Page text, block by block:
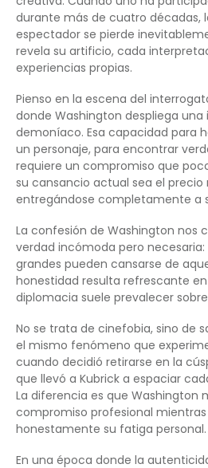
durante más de cuatro décadas,
espectador se pierde
revela su artificio, cada
experiencias propias.
Pienso en la escena del
donde Washington despliega una
demoníaco. Esa capacidad para
un personaje, para encontrar
requiere un compromiso que
su cansancio actual sea el
entregándose completamente a
La confesión de Washington nos
verdad incómoda pero necesaria:
grandes pueden cansarse de
honestidad resulta refrescante
diplomacia suele prevalecer
No se trata de cinefobia, sino de
el mismo fenómeno que
cuando decidió retirarse en la
que llevó a Kubrick a espaciar
La diferencia es que Washington
compromiso profesional
honestamente su fatiga personal.
En una época donde la